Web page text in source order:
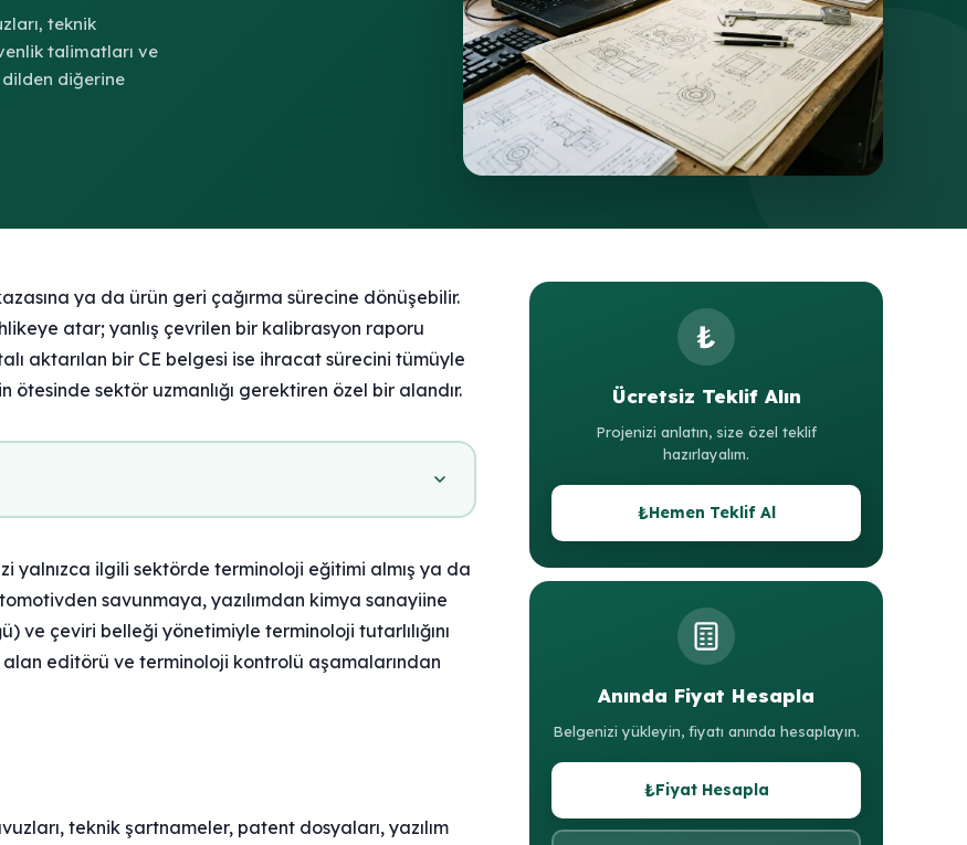
teknik
talimatları ve
diğerine
ya da ürün geri çağırma sürecine dönüşebilir.
atar; yanlış çevrilen bir kalibrasyon raporu
aktarılan bir CE belgesi ise ihracat sürecini tümüyle
sektör uzmanlığı gerektiren özel bir alandır.
yalnızca ilgili sektörde terminoloji eğitimi almış ya da
savunmaya, yazılımdan kimya sanayiine
ve çeviri belleği yönetimiyle terminoloji tutarlılığını
editörü ve terminoloji kontrolü aşamalarından
teknik şartnameler, patent dosyaları, yazılım
₺
Ücretsiz Teklif Alın
Projenizi anlatın, size özel teklif
hazırlayalım.
₺Hemen Teklif Al
Anında Fiyat Hesapla
Belgenizi yükleyin, fiyatı anında hesaplayın.
₺Fiyat Hesapla